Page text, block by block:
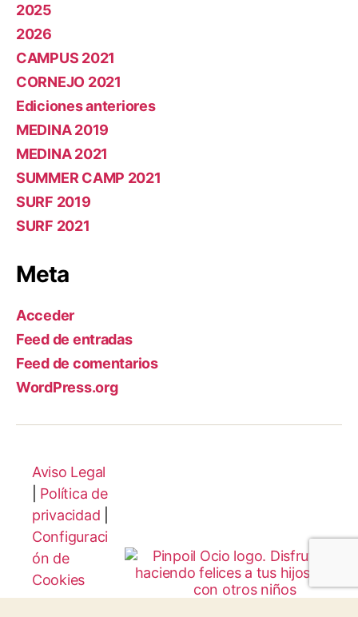
2025
2026
CAMPUS 2021
CORNEJO 2021
Ediciones anteriores
MEDINA 2019
MEDINA 2021
SUMMER CAMP 2021
SURF 2019
SURF 2021
Meta
Acceder
Feed de entradas
Feed de comentarios
WordPress.org
Aviso Legal
Política de
privacidad
Configuraci
ón de
Cookies